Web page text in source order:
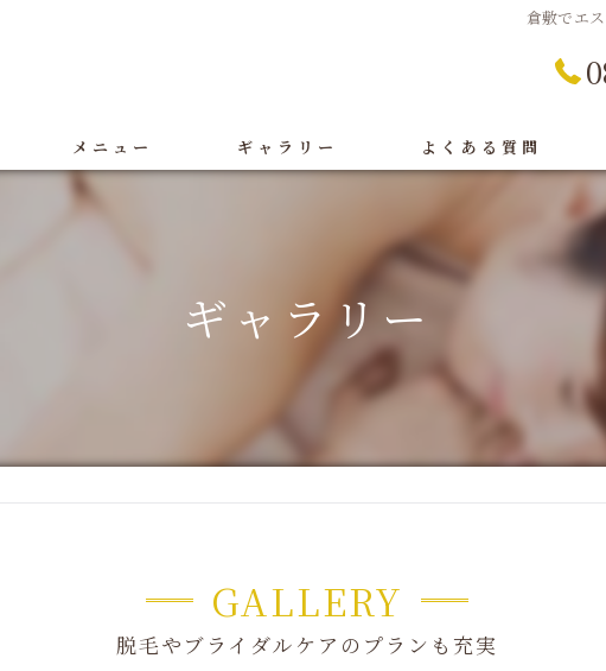
倉敷でエ
メニュー
痩身
ギャラリー
店舗案内
よくある質問
ギャラリー
GALLERY
脱毛やブライダルケアのプランも充実